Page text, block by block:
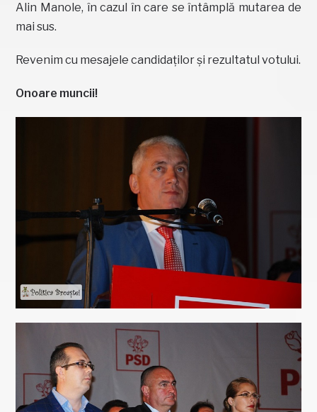
Alin Manole, în cazul în care se întâmplă mutarea de
mai sus.
Revenim cu mesajele candidaților și rezultatul votului.
Onoare muncii!